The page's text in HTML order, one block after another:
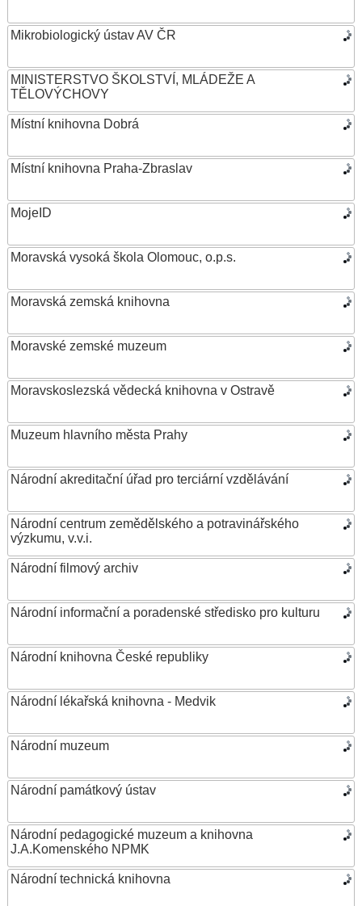
Mikrobiologický ústav AV ČR
MINISTERSTVO ŠKOLSTVÍ, MLÁDEŽE A
TĚLOVÝCHOVY
Místní knihovna Dobrá
Místní knihovna Praha-Zbraslav
MojeID
Moravská vysoká škola Olomouc, o.p.s.
Moravská zemská knihovna
Moravské zemské muzeum
Moravskoslezská vědecká knihovna v Ostravě
Muzeum hlavního města Prahy
Národní akreditační úřad pro terciární vzdělávání
Národní centrum zemědělského a potravinářského
výzkumu, v.v.i.
Národní filmový archiv
Národní informační a poradenské středisko pro kulturu
Národní knihovna České republiky
Národní lékařská knihovna - Medvik
Národní muzeum
Národní památkový ústav
Národní pedagogické muzeum a knihovna
J.A.Komenského NPMK
Národní technická knihovna